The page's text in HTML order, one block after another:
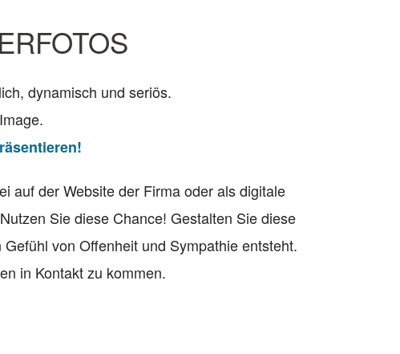
dynamisch und seriös.
auf der Website der Firma oder als digitale
Sie diese Chance! Gestalten Sie diese
von Offenheit und Sympathie entsteht.
in Kontakt zu kommen.